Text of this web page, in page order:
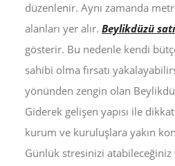
düzenlenir. Aynı zamanda
alanları yer alır. Beylikdüzü
gösterir. Bu nedenle kendi
sahibi olma fırsatı
yönünden zengin olan
Giderek gelişen yapısı ile
kurum ve kuruluşlara yakın
Günlük stresinizi